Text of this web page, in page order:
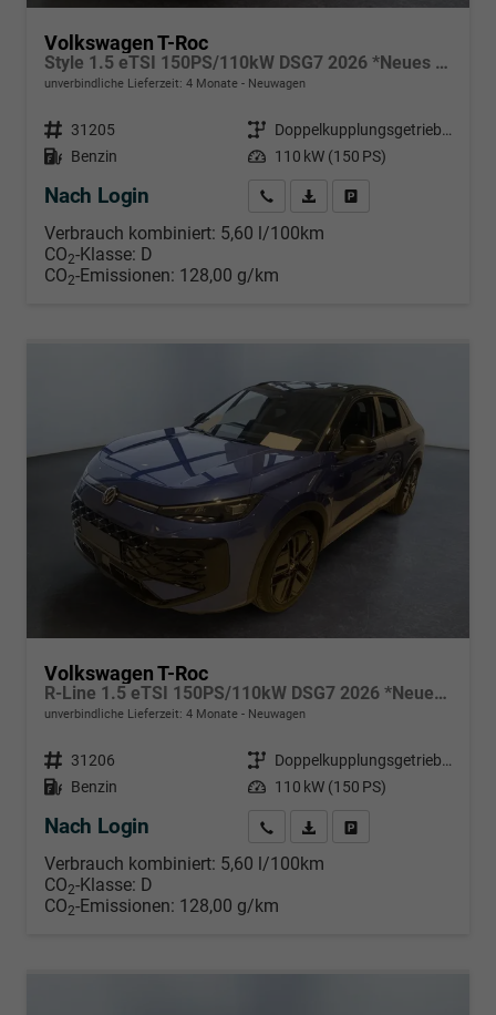
Volkswagen T-Roc
Style 1.5 eTSI 150PS/110kW DSG7 2026 *Neues Modell*
unverbindliche Lieferzeit: 4 Monate Neuwagen
Fahrzeugnr. 31205 Getriebe
Doppelkupplungsgetriebe (DSG)
Kraftstoff Benzin Leistung 110 kW (150 PS)
Nach Login Wir rufen Sie anPDF-Datei, Fahrzeugexposé
Verbrauch kombiniert: 5,60 l/100km
CO2-Klasse: D
CO2-Emissionen: 128,00 g/km
Volkswagen T-Roc
R-Line 1.5 eTSI 150PS/110kW DSG7 2026 *Neues Modell*
unverbindliche Lieferzeit: 4 Monate Neuwagen
Fahrzeugnr. 31206 Getriebe
Doppelkupplungsgetriebe (DSG)
Kraftstoff Benzin Leistung 110 kW (150 PS)
Nach Login Wir rufen Sie anPDF-Datei, Fahrzeugexposé
Verbrauch kombiniert: 5,60 l/100km
CO2-Klasse: D
CO2-Emissionen: 128,00 g/km